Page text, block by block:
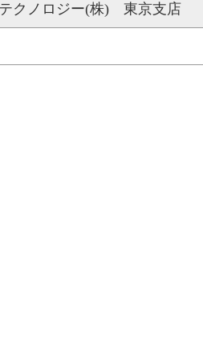
クノロジー(株) 東京支店